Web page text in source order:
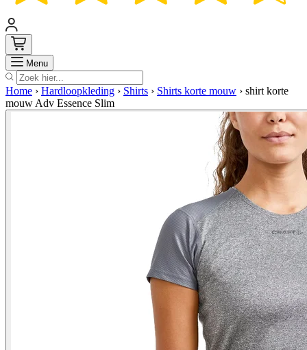
Menu Zoek
Home › Hardloopkleding › Shirts › Shirts korte mouw › shirt korte
mouw Adv Essence Slim